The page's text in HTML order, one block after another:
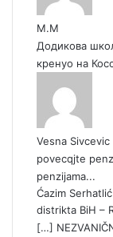
М.М
Додикова
кренуо на
Vesna Sivcevic
povecqjte
penzijama...
Ćazim
distrikta BiH –
[…]